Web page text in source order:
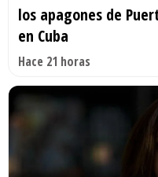
los apagones de
en Cuba
Hace 21 horas